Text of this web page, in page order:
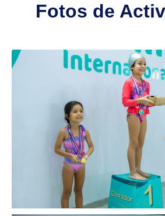
Fotos de